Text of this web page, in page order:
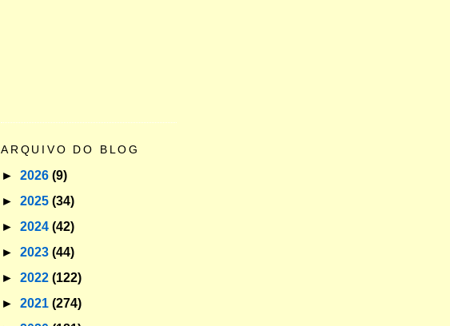
ARQUIVO DO BLOG
► 2026 (9)
► 2025 (34)
► 2024 (42)
► 2023 (44)
► 2022 (122)
► 2021 (274)